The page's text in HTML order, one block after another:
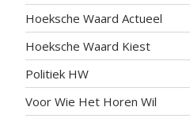
Hoeksche Waard Actueel
Hoeksche Waard Kiest
Politiek HW
Voor Wie Het Horen Wil